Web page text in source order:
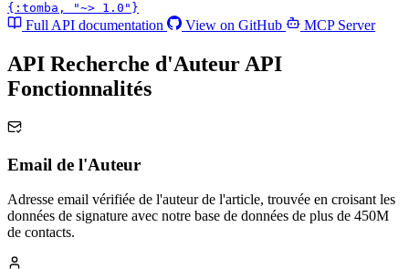
{:tomba, "~> 1.0"}
Full API documentation View on GitHub MCP Server
API Recherche d'Auteur API
Fonctionnalités
Email de l'Auteur
Adresse email vérifiée de l'auteur de l'article, trouvée en croisant les
données de signature avec notre base de données de plus de 450M
de contacts.